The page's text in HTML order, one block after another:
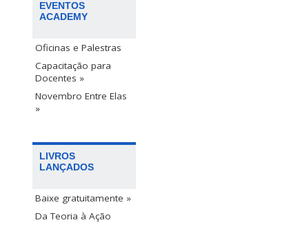
EVENTOS
ACADEMY
Oficinas e Palestras
Capacitação para
Docentes »
Novembro Entre Elas
»
LIVROS
LANÇADOS
Baixe gratuitamente »
Da Teoria à Ação